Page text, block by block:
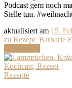
Podcast gern noch
Stelle tun.
aktualisiert am 15.
zu Rezept: Barbarie
Rezepte